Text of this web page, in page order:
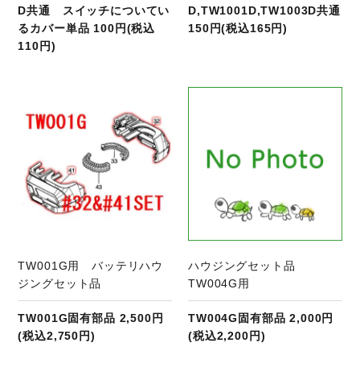
D共通 スイッチについてい
るカバー単品 100円(税込
110円)
D,TW1001D,TW1003D共通
150円(税込165円)
TW001G用 バッテリハウ
ジングセット品
TW001G固有部品 2,500円
(税込2,750円)
ハウジングセット品
TW004G用
TW004G固有部品 2,000円
(税込2,200円)